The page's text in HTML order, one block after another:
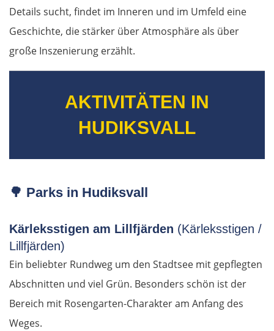
Details sucht, findet im Inneren und im Umfeld eine
Geschichte, die stärker über Atmosphäre als über
große Inszenierung erzählt.
AKTIVITÄTEN IN
HUDIKSVALL
🌳 Parks in Hudiksvall
Kärleksstigen am Lillfjärden (Kärleksstigen /
Lillfjärden)
Ein beliebter Rundweg um den Stadtsee mit gepflegten
Abschnitten und viel Grün. Besonders schön ist der
Bereich mit Rosengarten-Charakter am Anfang des
Weges.
Gaeta
Rom
Pisa
La Spezia
Cinque Terre